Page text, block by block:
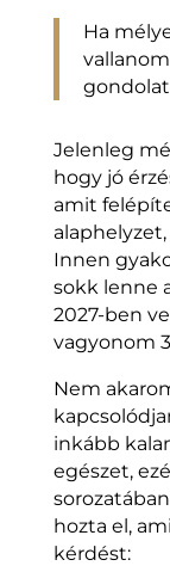
Ha
Jelenleg
hogy jó
amit
Innen
sokk lenne
2027-ben
vagyonom
Nem
inkább
egészet,
hozta el,
kérdést: